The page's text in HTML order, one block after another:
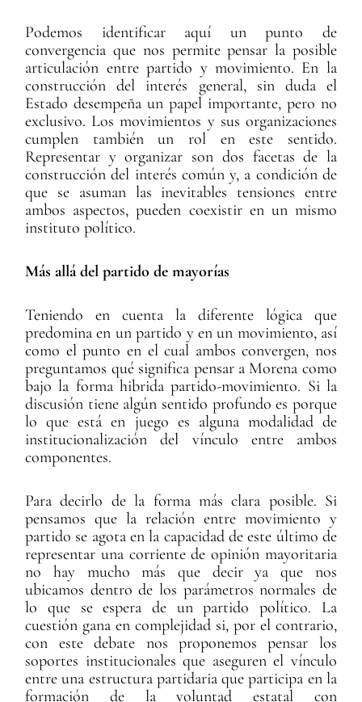
Podemos identificar aquí un punto de
convergencia que nos permite pensar la posible
articulación entre partido y movimiento. En la
construcción del interés general, sin duda el
Estado desempeña un papel importante, pero no
exclusivo. Los movimientos y sus organizaciones
cumplen también un rol en este sentido.
Representar y organizar son dos facetas de la
construcción del interés común y, a condición de
que se asuman las inevitables tensiones entre
ambos aspectos, pueden coexistir en un mismo
instituto político.
Más allá del partido de mayorías
Teniendo en cuenta la diferente lógica que
predomina en un partido y en un movimiento, así
como el punto en el cual ambos convergen, nos
preguntamos qué significa pensar a Morena como
bajo la forma hibrida partido-movimiento. Si la
discusión tiene algún sentido profundo es porque
lo que está en juego es alguna modalidad de
institucionalización del vínculo entre ambos
componentes.
Para decirlo de la forma más clara posible. Si
pensamos que la relación entre movimiento y
partido se agota en la capacidad de este último de
representar una corriente de opinión mayoritaria
no hay mucho más que decir ya que nos
ubicamos dentro de los parámetros normales de
lo que se espera de un partido político. La
cuestión gana en complejidad si, por el contrario,
con este debate nos proponemos pensar los
soportes institucionales que aseguren el vínculo
entre una estructura partidaria que participa en la
formación de la voluntad estatal con